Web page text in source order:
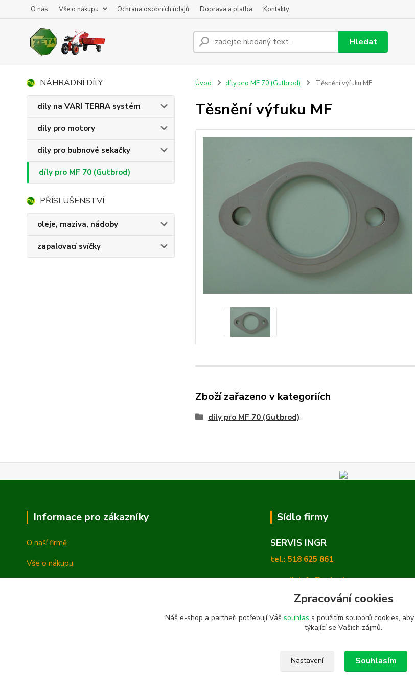
O nás Vše o nákupu Ochrana osobních údajů Doprava a platba Kontakty
Hledat
NÁHRADNÍ DÍLY
díly na VARI TERRA systém
díly pro motory
díly pro bubnové sekačky
díly pro MF 70 (Gutbrod)
PŘÍSLUŠENSTVÍ
oleje, maziva, nádoby
zapalovací svíčky
Úvod díly pro MF 70 (Gutbrod) Těsnění výfuku MF
Těsnění výfuku MF
Zboží zařazeno v kategoriích
díly pro MF 70 (Gutbrod)
Informace pro zákazníky
O naší firmě
Vše o nákupu
Sídlo firmy
SERVIS INGR
tel.: 518 625 861
e-mail: info@zetashop.cz
Mgr. Olga Hradilová, Ph. D.
Skoronice 169, Vlkoš 696 41
Zpracování cookies
Náš e-shop a partneři potřebují Váš souhlas s použitím souborů cookies,
týkající se Vašich zájmů.
Nastavení Souhlasím